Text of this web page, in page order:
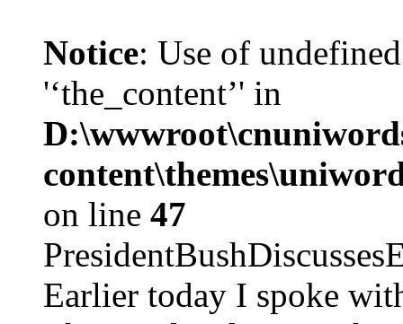
Notice: Use of
'‘the_content’' in
on line 47
Earlier today I spoke